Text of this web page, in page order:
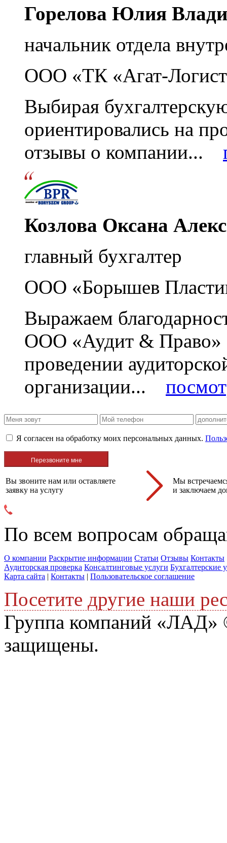
Горелова Юлия
начальник отдела
ООО «ТК «Агат-
Выбирая
ориентировались на
отзывы о компании...
Козлова Оксана
главный бухгалтер
ООО «Борышев
Выражаем
ООО «Аудит & Право»
проведении
организации...
Я согласен на обработку моих персональных данных.
Вы звоните нам или оставляете
заявку на услугу
Мы
и заключаем
По всем вопросам
О компании Раскрытие информации Статьи Отзывы Контакты
Аудиторская проверка Консалтинговые услуги Бухгалтерские
Карта сайта | Контакты | Пользовательское соглашение
Посетите другие наши
Группа компаний «ЛАД»
защищены.